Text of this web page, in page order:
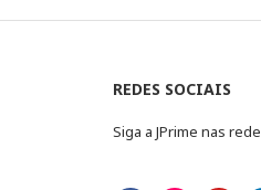
REDES SOCIAIS
Siga a JPrime nas